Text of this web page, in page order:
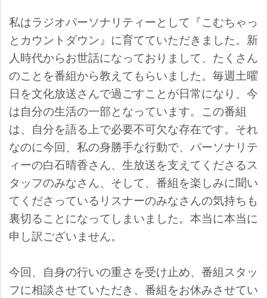
私はラジオパーソナリティーとして『こむちゃっ
とカウントダウン』に育てていただきました。新
人時代からお世話になっておりまして、たくさん
のことを番組から教えてもらいました。毎週土曜
日を文化放送さんで過ごすことが日常になり、今
は自分の生活の一部となっています。この番組
は、自分を語る上で必要不可欠な存在です。それ
なのに今回、私の身勝手な行動で、パーソナリテ
ィーの白石晴香さん、生放送を支えてくださるス
タッフのみなさん、そして、番組を楽しみに聞い
てくださっているリスナーのみなさんの気持ちも
裏切ることになってしまいました。本当に本当に
申し訳ございません。
今回、自身の行いの重さを受け止め、番組スタッ
フに相談させていただき、番組をお休みさせてい